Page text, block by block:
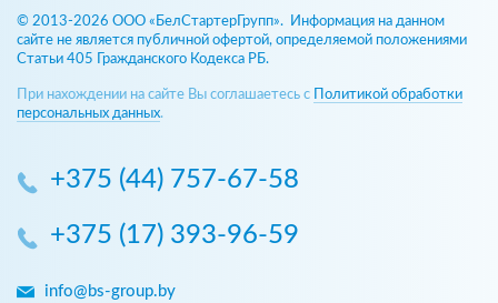
© 2013-2026 ООО «БелСтартерГрупп». Информация на данном
сайте не является публичной офертой, определяемой положениями
Статьи 405 Гражданского Кодекса РБ.
При нахождении на сайте Вы соглашаетесь с
Политикой обработки
персональных данных.
+375 (44) 757-67-58
+375 (17) 393-96-59
info@bs-group.by